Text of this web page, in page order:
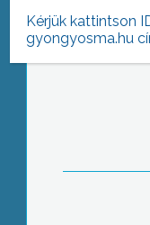
Ál-
Kérjük kattintson
gyongyosma.hu